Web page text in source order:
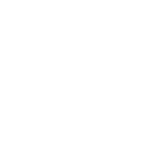
einer gewissen